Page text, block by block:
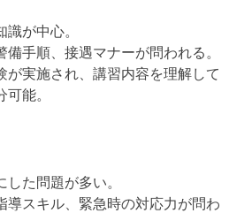
が中心。
備手順、接遇マナーが問われる。
が実施され、講習内容を理解して
能。
た問題が多い。
導スキル、緊急時の対応力が問わ